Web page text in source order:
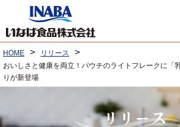
HOME > リリース >
おいしさと健康を両立！パウチのライトフレークに「
りが新登場